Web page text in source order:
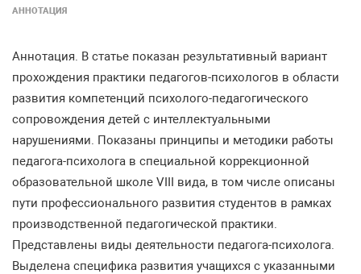
АННОТАЦИЯ
Аннотация. В статье показан результативный вариант
прохождения практики педагогов-психологов в области
развития компетенций психолого-педагогического
сопровождения детей с интеллектуальными
нарушениями. Показаны принципы и методики работы
педагога-психолога в специальной коррекционной
образовательной школе VIII вида, в том числе описаны
пути профессионального развития студентов в рамках
производственной педагогической практики.
Представлены виды деятельности педагога-психолога.
Выделена специфика развития учащихся с указанными